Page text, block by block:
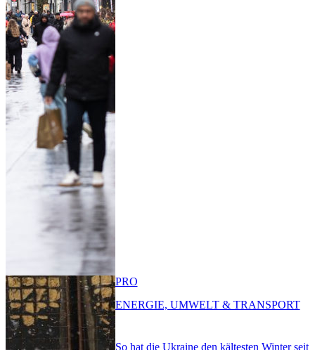
So hat die Ukraine den kältesten Winter seit
PRO
ENERGIE, UMWELT & TRANSPORT